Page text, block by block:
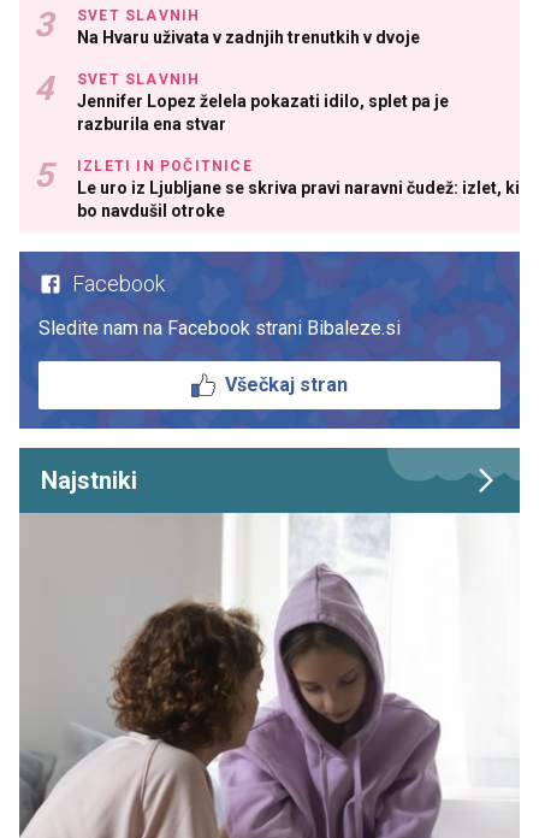
SVET SLAVNIH
Na Hvaru uživata v zadnjih trenutkih v dvoje
SVET SLAVNIH
Jennifer Lopez želela pokazati idilo, splet pa je
razburila ena stvar
IZLETI IN POČITNICE
Le uro iz Ljubljane se skriva pravi naravni čudež: izlet, ki
bo navdušil otroke
Facebook
Sledite nam na Facebook strani Bibaleze.si
Všečkaj stran
Najstniki